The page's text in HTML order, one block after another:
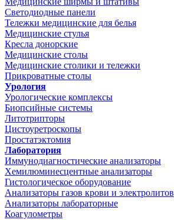
Светодиодные панели
Тележки медицинские для белья
Медицинские стулья
Кресла донорские
Медицинские столы
Медицинские столики и тележки
Прикроватные столы
Урология
Урологические комплексы
Биопсийные системы
Литотрипторы
Цистоуретроскопы
Простатэктомия
Лаборатория
Иммунодиагностические анализаторы
Хемилюминесцентные анализаторы
Гистологическое оборудование
Анализаторы газов крови и электролитов
Анализаторы лабораторные
Коагулометры